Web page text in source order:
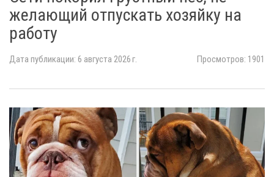
желающий отпускать хозяйку на
работу
Дата публикации: 6 августа 2026 г. Просмотров: 1901